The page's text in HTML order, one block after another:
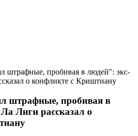
штрафные, пробивая в людей": экс-
о конфликте с Криштиану
штрафные, пробивая в
Лиги рассказал о